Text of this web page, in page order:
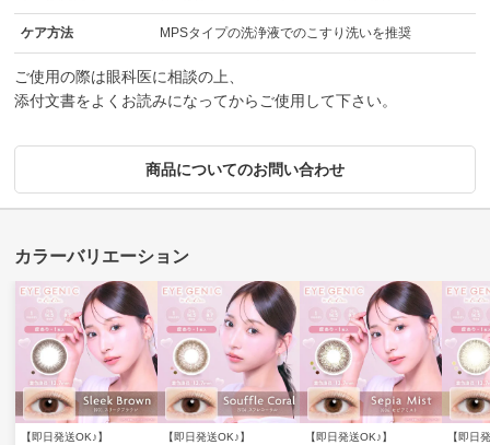
ケア方法 MPSタイプの洗浄液でのこすり洗いを推奨
ご使用の際は眼科医に相談の上、
添付文書をよくお読みになってからご使用して下さい。
商品についてのお問い合わせ
【即日発送OK♪】
【即日発送OK♪】
【即日発送OK♪】
【即日